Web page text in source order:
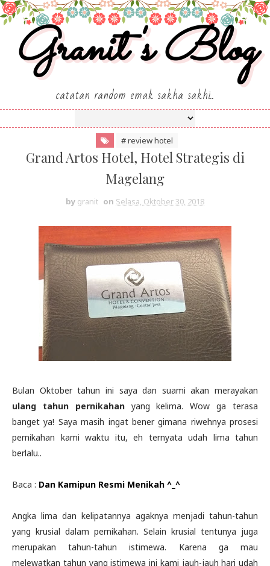
Granit's Blog
catatan random emak sakha sakhi..
# review hotel
Grand Artos Hotel, Hotel Strategis di
Magelang
by granit on Selasa, Oktober 30, 2018
Bulan Oktober tahun ini saya dan suami akan merayakan
ulang tahun pernikahanyang kelima. Wow ga terasa
banget ya! Saya masih ingat bener gimana riwehnya prosesi
pernikahan kami waktu itu, eh ternyata udah lima tahun
berlalu..
Baca : Dan Kamipun Resmi Menikah ^_^
Angka lima dan kelipatannya agaknya menjadi tahun-tahun
yang krusial dalam pernikahan. Selain krusial tentunya juga
merupakan tahun-tahun istimewa. Karena ga mau
melewatkan tahun yang istimewa ini kami jauh-jauh hari udah